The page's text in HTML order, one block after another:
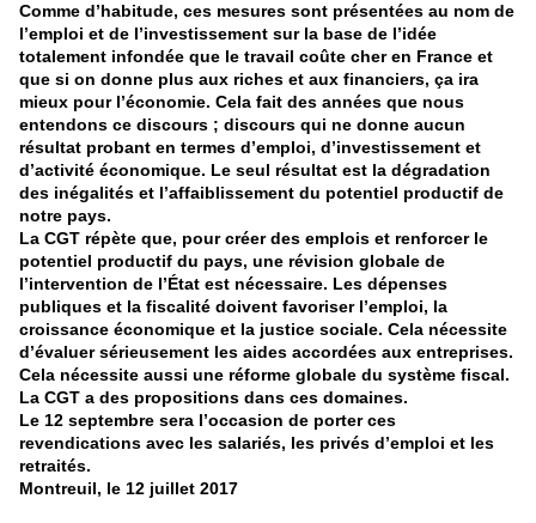
Comme d’habitude, ces mesures sont présentées au nom de
l’emploi et de l’investissement sur la base de l’idée
totalement infondée que le travail coûte cher en France et
que si on donne plus aux riches et aux financiers, ça ira
mieux pour l’économie. Cela fait des années que nous
entendons ce discours ; discours qui ne donne aucun
résultat probant en termes d’emploi, d’investissement et
d’activité économique. Le seul résultat est la dégradation
des inégalités et l’affaiblissement du potentiel productif de
notre pays.
La CGT répète que, pour créer des emplois et renforcer le
potentiel productif du pays, une révision globale de
l’intervention de l’État est nécessaire. Les dépenses
publiques et la fiscalité doivent favoriser l’emploi, la
croissance économique et la justice sociale. Cela nécessite
d’évaluer sérieusement les aides accordées aux entreprises.
Cela nécessite aussi une réforme globale du système fiscal.
La CGT a des propositions dans ces domaines.
Le 12 septembre sera l’occasion de porter ces
revendications avec les salariés, les privés d’emploi et les
retraités.
Montreuil, le 12 juillet 2017